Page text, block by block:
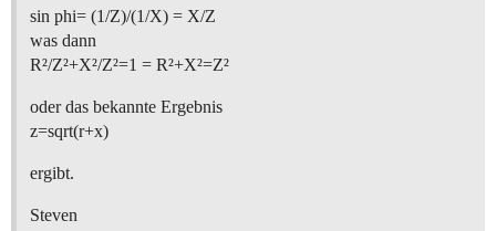
sin phi= (1/Z)/(1/X) = X/Z
was dann
R²/Z²+X²/Z²=1 = R²+X²=Z²
oder das bekannte Ergebnis
z=sqrt(r+x)
ergibt.
Steven